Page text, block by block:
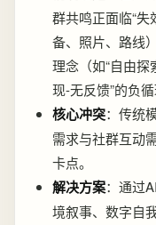
群共鸣正面临“
备、照片、路线
理念（如“自由探
现-无反馈”的负循
核心冲突：传统
需求与社群互动
卡点。
解决方案：通过
境叙事、数字自